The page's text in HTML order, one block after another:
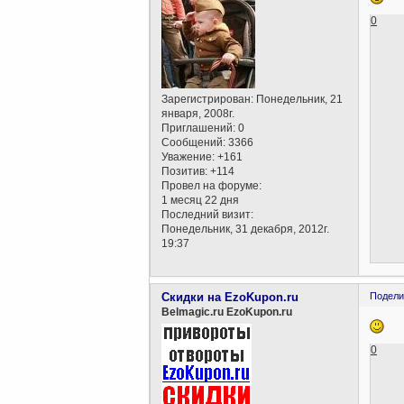
Зарегистрирован: Понедельник, 21
января, 2008г.
Приглашений: 0
Сообщений: 3366
Уважение: +161
Позитив: +114
Провел на форуме:
1 месяц 22 дня
Последний визит:
Понедельник, 31 декабря, 2012г.
19:37
0
Скидки на EzoKupon.ru
Belmagic.ru EzoKupon.ru
0